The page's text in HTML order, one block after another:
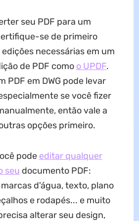
seu PDF para um
se de primeiro
necessárias em um
de PDF como o UPDF.
PDF em DWG pode levar
se você fizer
então vale a
opções primeiro.
pode editar qualquer
seu documento PDF:
d'água, texto, plano
e rodapés... e muito
alterar seu design,